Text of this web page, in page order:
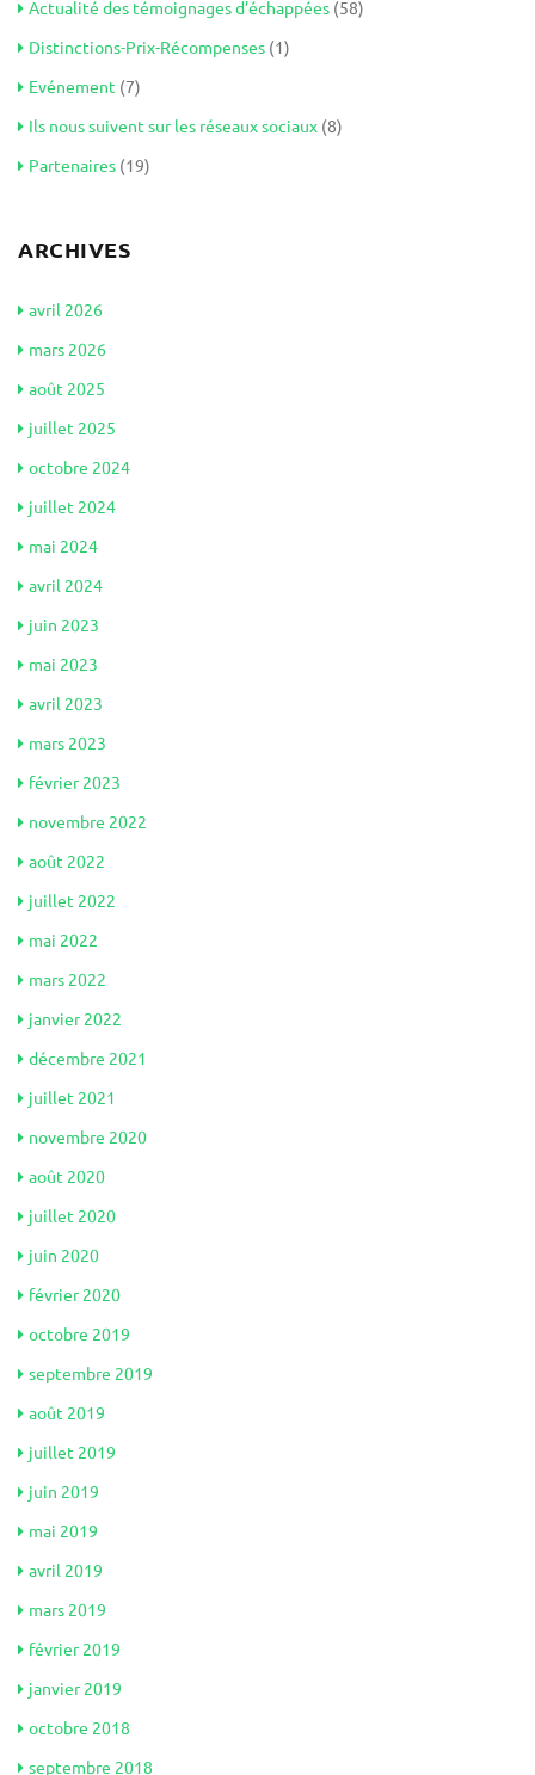
Actualité des témoignages d’échappées (58)
Distinctions-Prix-Récompenses (1)
Evénement (7)
Ils nous suivent sur les réseaux sociaux (8)
Partenaires (19)
ARCHIVES
avril 2026
mars 2026
août 2025
juillet 2025
octobre 2024
juillet 2024
mai 2024
avril 2024
juin 2023
mai 2023
avril 2023
mars 2023
février 2023
novembre 2022
août 2022
juillet 2022
mai 2022
mars 2022
janvier 2022
décembre 2021
juillet 2021
novembre 2020
août 2020
juillet 2020
juin 2020
février 2020
octobre 2019
septembre 2019
août 2019
juillet 2019
juin 2019
mai 2019
avril 2019
mars 2019
février 2019
janvier 2019
octobre 2018
septembre 2018